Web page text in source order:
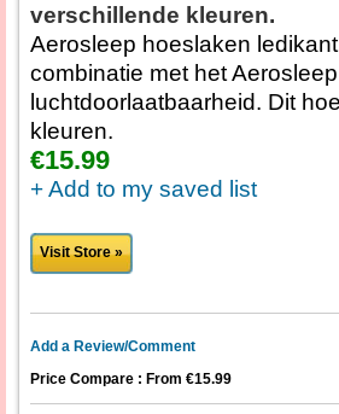
verschillende kleuren.
Aerosleep hoeslaken
combinatie met het
luchtdoorlaatbaarheid. Dit
kleuren.
€15.99
+ Add to my saved list
Visit Store »
Add a Review/Comment
Price Compare : From €15.99